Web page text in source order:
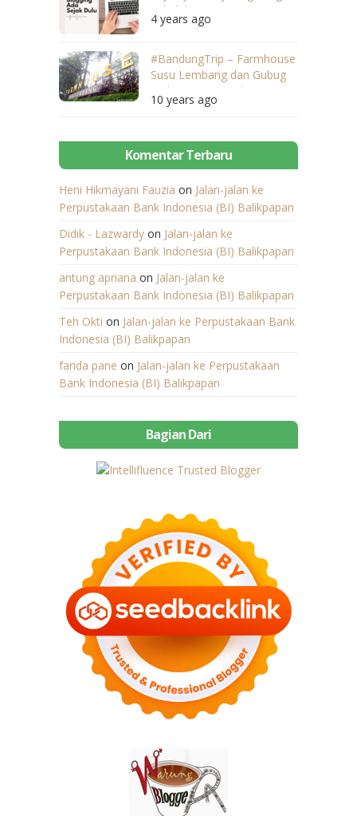
Sekolah
4 years ago
#BandungTrip – Farmhouse
Susu Lembang dan Gubug
Makan Mang Engking
10 years ago
Komentar Terbaru
Heni Hikmayani Fauzia on Jalan-jalan ke
Perpustakaan Bank Indonesia (BI) Balikpapan
Didik - Lazwardy on Jalan-jalan ke
Perpustakaan Bank Indonesia (BI) Balikpapan
antung apriana on Jalan-jalan ke
Perpustakaan Bank Indonesia (BI) Balikpapan
Teh Okti on Jalan-jalan ke Perpustakaan Bank
Indonesia (BI) Balikpapan
farida pane on Jalan-jalan ke Perpustakaan
Bank Indonesia (BI) Balikpapan
Bagian Dari